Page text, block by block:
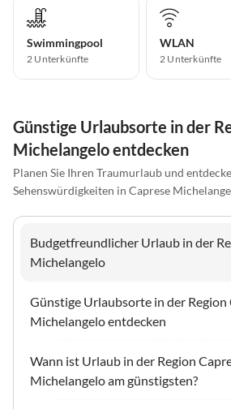
Swimmingpool
2 Unterkünfte
WLAN
2 Unterkünfte
Günstige Urlaubsorte in der
Michelangelo entdecken
Planen Sie Ihren Traumurlaub und
Sehenswürdigkeiten in Caprese
Budgetfreundlicher Urlaub in der
Michelangelo
Günstige Urlaubsorte in der Region
Michelangelo entdecken
Wann ist Urlaub in der Region
Michelangelo am günstigsten?